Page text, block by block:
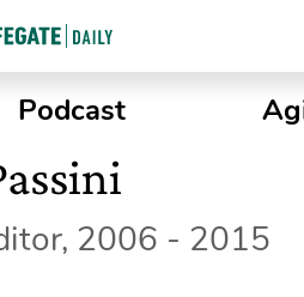
Podcast
2006 - 2015